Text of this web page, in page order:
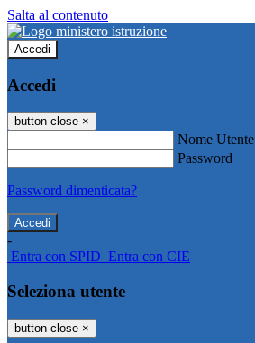
Salta al contenuto
Accedi
Accedi
button close ×
Nome Utente
Password
Password dimenticata?
-
Entra con SPID Entra con CIE
Seleziona utente
button close ×